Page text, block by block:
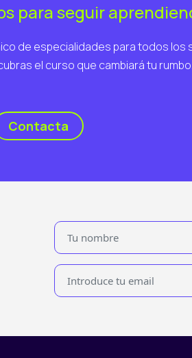
para seguir
de especialidades para todos
el curso que cambiará tu rumbo.
Contacta